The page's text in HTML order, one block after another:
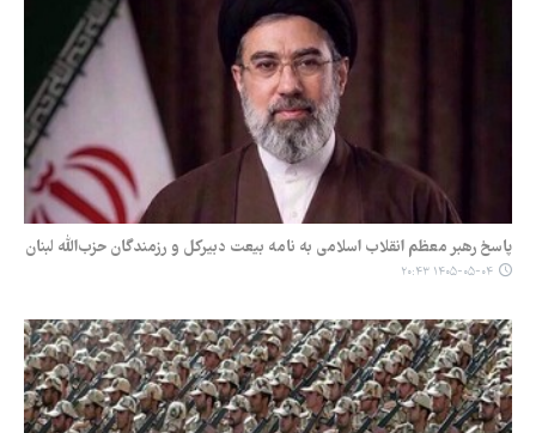
پاسخ رهبر معظم انقلاب اسلامی به نامه بیعت دبیرکل و رزمندگان حزب‌الله لبنان
۱۴۰۵-۰۵-۰۴ ۲۰:۴۳